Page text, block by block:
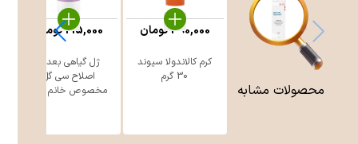
محصولات مشابه
کرم کالاندولا سیوند
30 گرم
390,000تومان
ژل گیاهی بعد از
اصلاح سی گل
مخصوص خانم ه ...
215,000تومان